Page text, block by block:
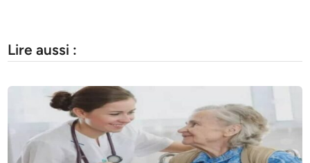
Lire aussi :